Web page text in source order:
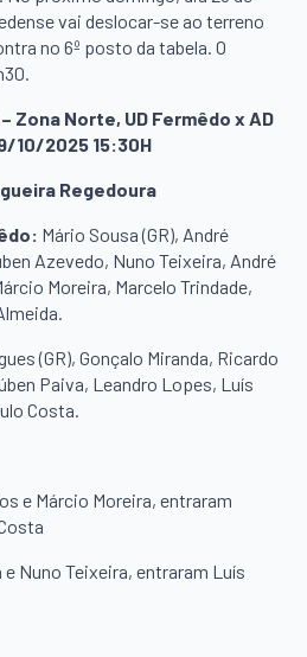
vai deslocar-se ao terreno
no 6º posto da tabela. O
Zona Norte, UD Fermêdo x AD
10/2025 15:30H
Regedoura
Mário Sousa (GR), André
Azevedo, Nuno Teixeira, André
Moreira, Marcelo Trindade,
(GR), Gonçalo Miranda, Ricardo
Paiva, Leandro Lopes, Luís
Costa.
e Márcio Moreira, entraram
e Nuno Teixeira, entraram Luís